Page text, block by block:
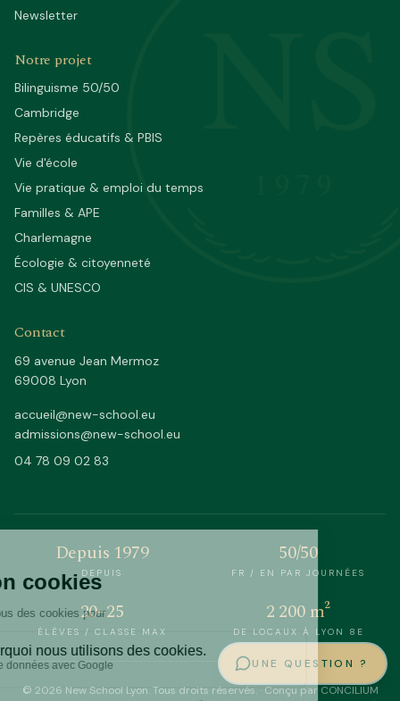
Newsletter
Notre projet
Bilinguisme 50/50
Cambridge
Repères éducatifs & PBIS
Vie d'école
Vie pratique & emploi du temps
Familles & APE
Charlemagne
Écologie & citoyenneté
CIS & UNESCO
Contact
69 avenue Jean Mermoz
69008 Lyon
accueil@new-school.eu
admissions@new-school.eu
04 78 09 02 83
Depuis 1979
DEPUIS
50/50
FR / EN PAR JOURNÉES
20–25
ÉLÈVES / CLASSE MAX
2 200 m²
DE LOCAUX À LYON 8E
© 2026 New School Lyon.Tous droits réservés. · Conçu par CONCILIUM
UNE QUESTION ?